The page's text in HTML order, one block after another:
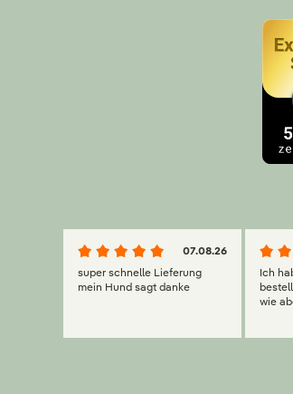
07.08.26
super schnelle Lieferung
mein Hund sagt danke
Ich
wie